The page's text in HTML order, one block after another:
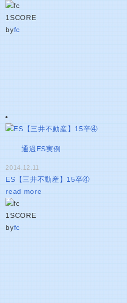
1SCORE
byfc
通過ES実例
2014.12.11
ES【三井不動産】15卒④
read more
1 SCORE
byfc